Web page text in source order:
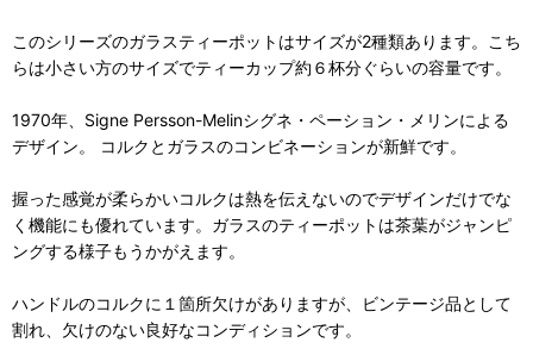
このシリーズのガラスティーポットはサイズが2種類あります。こち
らは小さい方のサイズでティーカップ約６杯分ぐらいの容量です。
1970年、Signe Persson-Melinシグネ・ペーション・メリンによる
デザイン。 コルクとガラスのコンビネーションが新鮮です。
握った感覚が柔らかいコルクは熱を伝えないのでデザインだけでな
く機能にも優れています。ガラスのティーポットは茶葉がジャンピ
ングする様子もうかがえます。
ハンドルのコルクに１箇所欠けがありますが、ビンテージ品として
割れ、欠けのない良好なコンディションです。